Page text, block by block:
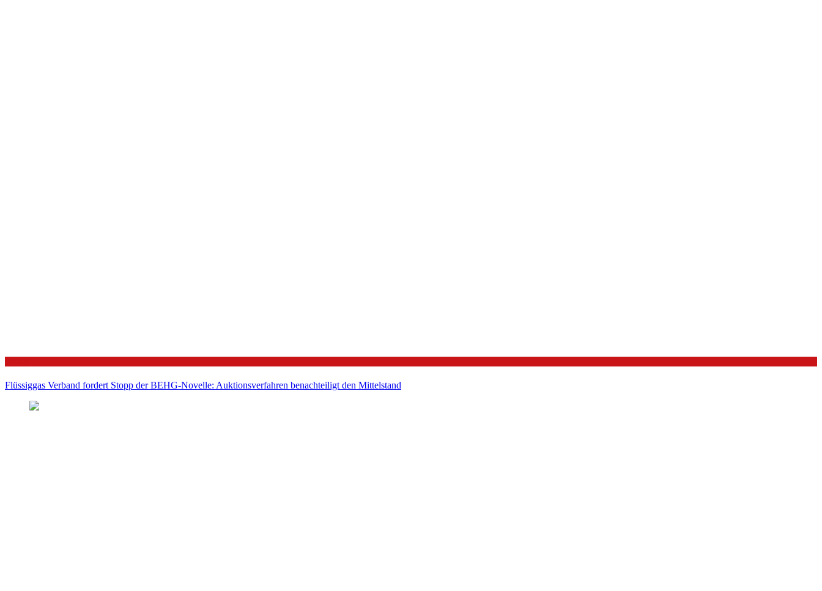
Flüssiggas Verband fordert Stopp der BEHG-Novelle: Auktionsverfahren benachteiligt den Mittelstand